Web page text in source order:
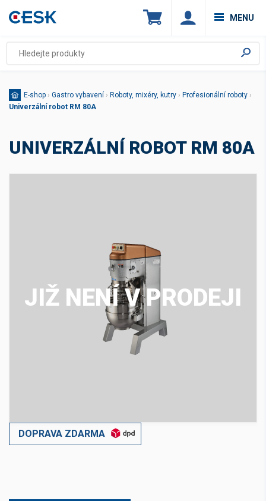
MENU
E-shop › Gastro vybavení › Roboty, mixéry, kutry › Profesionální roboty ›
Univerzální robot RM 80A
UNIVERZÁLNÍ ROBOT RM 80A
JIŽ NENÍ V PRODEJI
DOPRAVA ZDARMA